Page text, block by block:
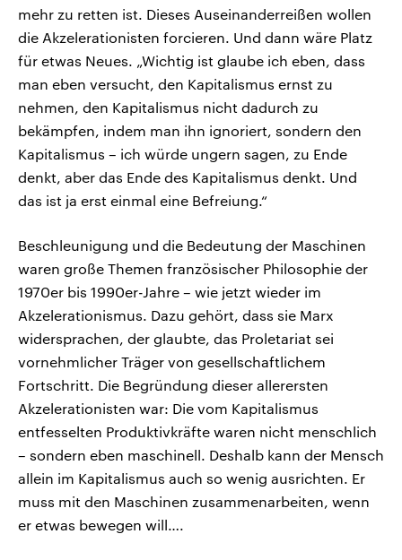
mehr zu retten ist. Dieses Auseinanderreißen wollen
die Akzelerationisten forcieren. Und dann wäre Platz
für etwas Neues. „Wichtig ist glaube ich eben, dass
man eben versucht, den Kapitalismus ernst zu
nehmen, den Kapitalismus nicht dadurch zu
bekämpfen, indem man ihn ignoriert, sondern den
Kapitalismus – ich würde ungern sagen, zu Ende
denkt, aber das Ende des Kapitalismus denkt. Und
das ist ja erst einmal eine Befreiung.“
Beschleunigung und die Bedeutung der Maschinen
waren große Themen französischer Philosophie der
1970er bis 1990er-Jahre – wie jetzt wieder im
Akzelerationismus. Dazu gehört, dass sie Marx
widersprachen, der glaubte, das Proletariat sei
vornehmlicher Träger von gesellschaftlichem
Fortschritt. Die Begründung dieser allerersten
Akzelerationisten war: Die vom Kapitalismus
entfesselten Produktivkräfte waren nicht menschlich
– sondern eben maschinell. Deshalb kann der Mensch
allein im Kapitalismus auch so wenig ausrichten. Er
muss mit den Maschinen zusammenarbeiten, wenn
er etwas bewegen will….